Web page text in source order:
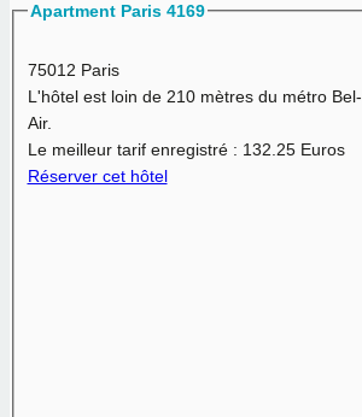
Apartment Paris 4169
75012 Paris
L'hôtel est loin de 210 mètres du métro Bel-
Air.
Le meilleur tarif enregistré : 132.25 Euros
Réserver cet hôtel